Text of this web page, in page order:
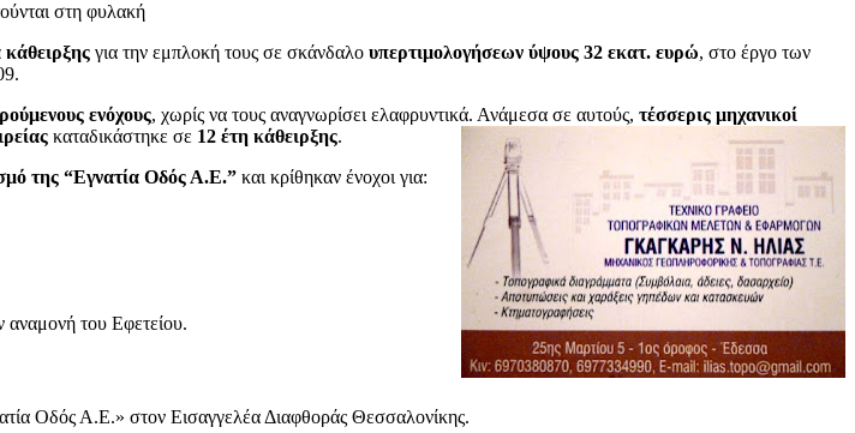
στη φυλακή
κάθειρξης για την εμπλοκή τους σε σκάνδαλο υπερτιμολογήσεων ύψους 32 εκατ. ευρώ, στο έργο των
ενόχους, χωρίς να τους αναγνωρίσει ελαφρυντικά. Ανάμεσα σε αυτούς, τέσσερις μηχανικοί
καταδικάστηκε σε 12 έτη κάθειρξης.
της “Εγνατία Οδός Α.Ε.” και κρίθηκαν ένοχοι για:
του Εφετείου.
Οδός Α.Ε.» στον Εισαγγελέα Διαφθοράς Θεσσαλονίκης.